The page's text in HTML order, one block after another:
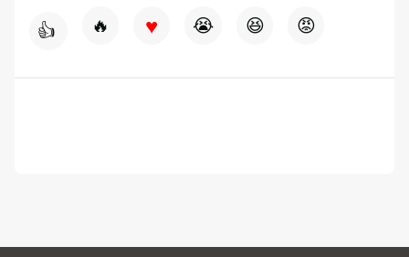
👍 🔥 ♥ 😭 😆 😡